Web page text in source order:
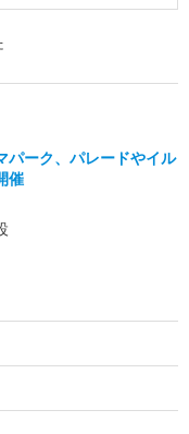
パーク、パレードやイル
催